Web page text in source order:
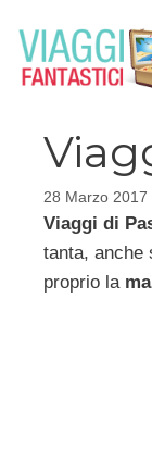
contenuto
28 Marzo 2017
Viaggi di
tanta, anche
proprio la